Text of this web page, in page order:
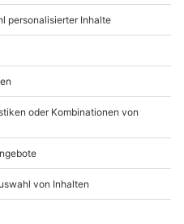
Italienischer Kochkurs
Kitzingen